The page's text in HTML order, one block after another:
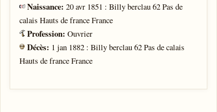
Naissance:20 avr 1851 : Billy berclau 62 Pas de
calais Hauts de france France
Profession:Ouvrier
Décès: 1 jan 1882 : Billy berclau 62 Pas de calais
Hauts de france France